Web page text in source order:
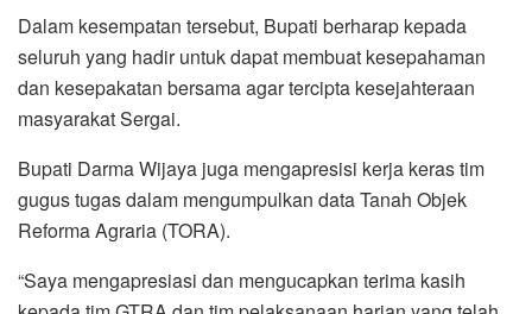
Dalam kesempatan tersebut, Bupati berharap kepada
seluruh yang hadir untuk dapat membuat kesepahaman
dan kesepakatan bersama agar tercipta kesejahteraan
masyarakat Sergai.
Bupati Darma Wijaya juga mengapresisi kerja keras tim
gugus tugas dalam mengumpulkan data Tanah Objek
Reforma Agraria (TORA).
“Saya mengapresiasi dan mengucapkan terima kasih